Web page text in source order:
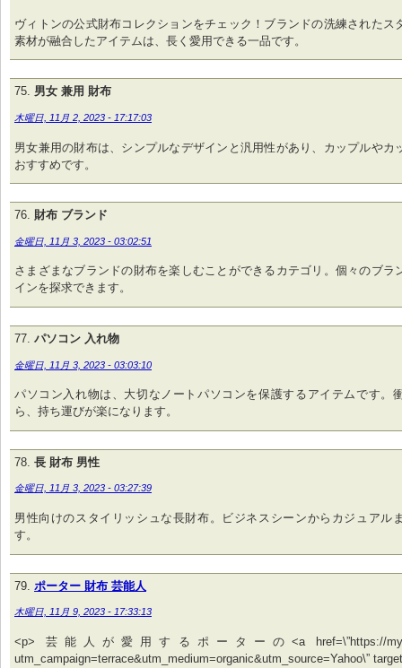
ヴィトンの公式財布コレクションをチェック！ブランドの洗練されたス
素材が融合したアイテムは、長く愛用できる一品です。
男女 兼用 財布
木曜日, 11月 2, 2023 - 17:17:03
男女兼用の財布は、シンプルなデザインと汎用性があり、カップルやカ
おすすめです。
財布 ブランド
金曜日, 11月 3, 2023 - 03:02:51
さまざまなブランドの財布を楽しむことができるカテゴリ。個々のブラ
インを探求できます。
パソコン 入れ物
金曜日, 11月 3, 2023 - 03:03:10
パソコン入れ物は、大切なノートパソコンを保護するアイテムです。
ら、持ち運びが楽になります。
長 財布 男性
金曜日, 11月 3, 2023 - 03:27:39
男性向けのスタイリッシュな長財布。ビジネスシーンからカジュアル
す。
ポーター 財布 芸能人
木曜日, 11月 9, 2023 - 17:33:13
<p> 芸能人が愛用するポーターの<a href=\”https://my-
utm_campaign=terrace&utm_medium=organic&utm_source=Yahoo\”